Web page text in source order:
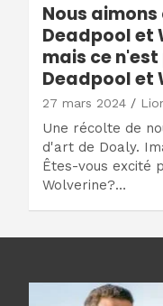
Nous
Deadpool et
mais ce
Deadpool et
27 mars 2024
Une récolte de
d'art de Doaly.
Êtes-vous excité
Wolverine?…